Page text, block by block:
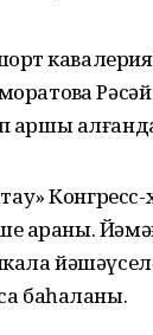
ҡараны.
баһаланы.